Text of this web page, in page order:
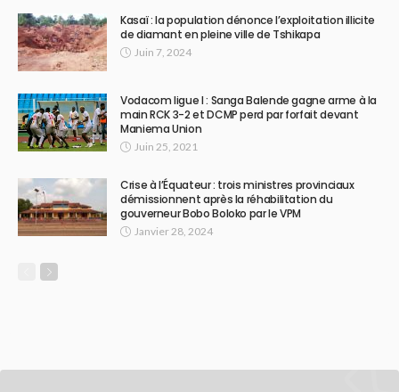
Kasaï : la population dénonce l’exploitation illicite
de diamant en pleine ville de Tshikapa
Juin 7, 2024
Vodacom ligue I : Sanga Balende gagne arme à la
main RCK 3-2 et DCMP perd par forfait devant
Maniema Union
Juin 25, 2021
Crise à l’Équateur : trois ministres provinciaux
démissionnent après la réhabilitation du
gouverneur Bobo Boloko par le VPM
Janvier 28, 2024